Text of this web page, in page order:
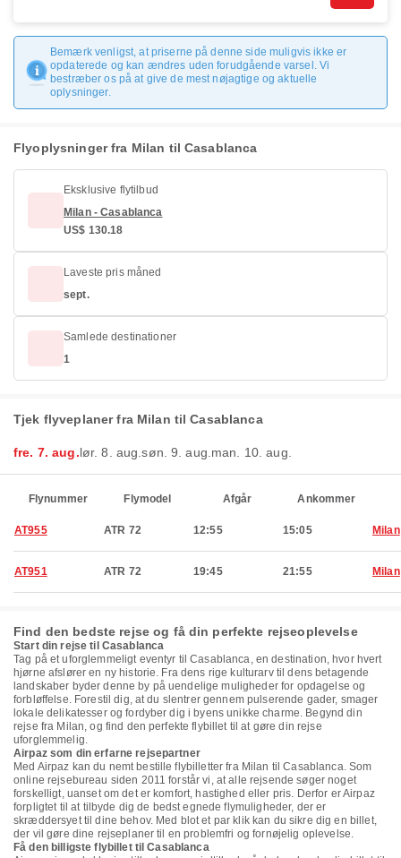
Bemærk venligst, at priserne på denne side muligvis ikke er
opdaterede og kan ændres uden forudgående varsel. Vi
bestræber os på at give de mest nøjagtige og aktuelle
oplysninger.
Flyoplysninger fra Milan til Casablanca
Eksklusive flytilbud
Milan - Casablanca
US$ 130.18
Laveste pris måned
sept.
Samlede destinationer
1
Tjek flyveplaner fra Milan til Casablanca
fre. 7. aug.lør. 8. aug.søn. 9. aug. man. 10. aug.
Flynummer Flymodel Afgår Ankommer
AT955 ATR 72 12:55 15:05 Milan
AT951 ATR 72 19:45 21:55 Milan
Find den bedste rejse og få din perfekte rejseoplevelse
Start din rejse til Casablanca
Tag på et uforglemmeligt eventyr til Casablanca, en destination, hvor hvert
hjørne afslører en ny historie. Fra dens rige kulturarv til dens betagende
landskaber byder denne by på uendelige muligheder for opdagelse og
forbløffelse. Forestil dig, at du slentrer gennem pulserende gader, smager
lokale delikatesser og fordyber dig i byens unikke charme. Begynd din
rejse fra Milan, og find den perfekte flybillet til at gøre din rejse
uforglemmelig.
Airpaz som din erfarne rejsepartner
Med Airpaz kan du nemt bestille flybilletter fra Milan til Casablanca. Som
online rejsebureau siden 2011 forstår vi, at alle rejsende søger noget
forskelligt, uanset om det er komfort, hastighed eller pris. Derfor er Airpaz
forpligtet til at tilbyde dig de bedst egnede flymuligheder, der er
skræddersyet til dine behov. Med blot et par klik kan du sikre dig en billet,
der vil gøre dine rejseplaner til en problemfri og fornøjelig oplevelse.
Få den billigste flybillet til Casablanca